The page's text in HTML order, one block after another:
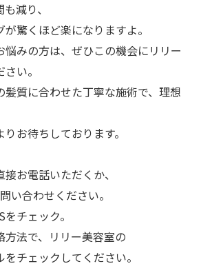
減り、
驚くほど楽になりますよ。
悩みの方は、ぜひこの機会にリリー
い。
髪質に合わせた丁寧な施術で、理想
お待ちしております。
お電話いただくか、
い合わせください。
チェック。
方法で、リリー美容室の
チェックしてください。